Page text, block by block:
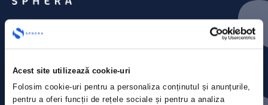
Acest site utilizează cookie-uri
Folosim cookie-uri pentru a personaliza conținutul și anunțurile,
pentru a oferi funcții de rețele sociale și pentru a analiza
Press releases